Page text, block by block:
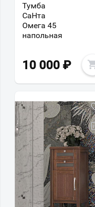
Тумба
СаНта
Омега 45
напольная
10 000 ₽